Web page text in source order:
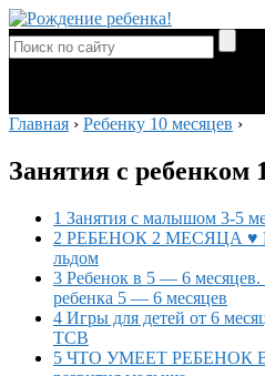
Главная › Ребенку 10 месяцев ›
Занятия с ребенком
1 Занятия с малышом 3-5
2 РЕБЕНОК 2 МЕСЯЦА ♥
льдом
3 Ребенок в 5 — 6
ребенка 5 — 6 месяцев
4 Игры для детей от 6
ТСВ
5 ЧТО УМЕЕТ РЕБЕНОК